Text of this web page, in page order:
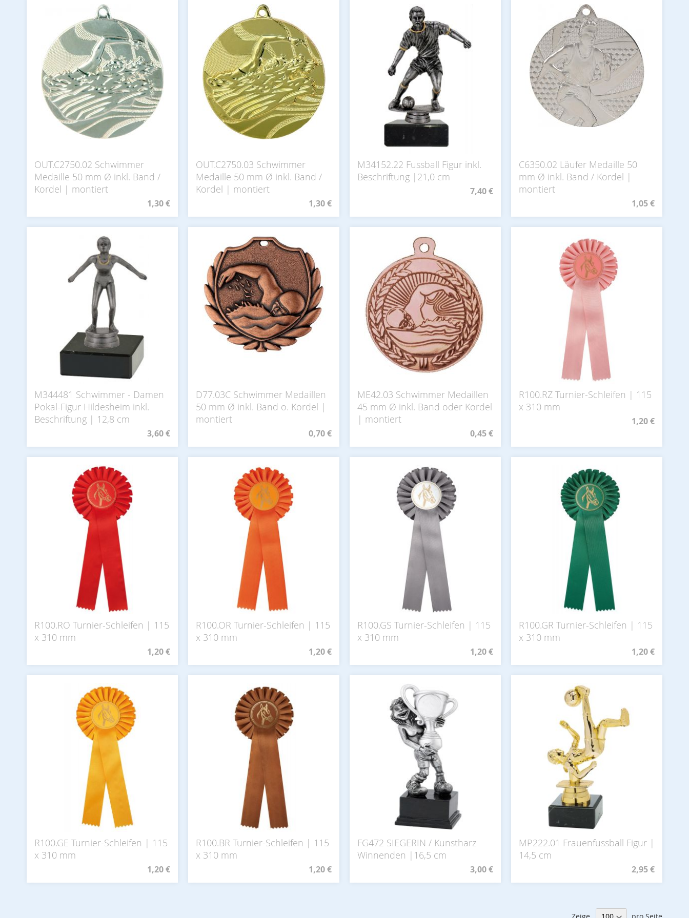
OUT.C2750.02 Schwimmer
Medaille 50 mm Ø inkl. Band /
Kordel | montiert
1,30 €
OUT.C2750.03 Schwimmer
Medaille 50 mm Ø inkl. Band /
Kordel | montiert
1,30 €
M34152.22 Fussball Figur inkl.
Beschriftung |21,0 cm
7,40 €
C6350.02 Läufer Medaille 50
mm Ø inkl. Band / Kordel |
montiert
1,05 €
M344481 Schwimmer - Damen
Pokal-Figur Hildesheim inkl.
Beschriftung | 12,8 cm
3,60 €
D77.03C Schwimmer Medaillen
50 mm Ø inkl. Band o. Kordel |
montiert
0,70 €
ME42.03 Schwimmer Medaillen
45 mm Ø inkl. Band oder Kordel
| montiert
0,45 €
R100.RZ Turnier-Schleifen | 115
x 310 mm
1,20 €
R100.RO Turnier-Schleifen | 115
x 310 mm
1,20 €
R100.OR Turnier-Schleifen | 115
x 310 mm
1,20 €
R100.GS Turnier-Schleifen | 115
x 310 mm
1,20 €
R100.GR Turnier-Schleifen | 115
x 310 mm
1,20 €
R100.GE Turnier-Schleifen | 115
x 310 mm
1,20 €
R100.BR Turnier-Schleifen | 115
x 310 mm
1,20 €
FG472 SIEGERIN / Kunstharz
Winnenden |16,5 cm
3,00 €
MP222.01 Frauenfussball Figur |
14,5 cm
2,95 €
Zeige pro Seite